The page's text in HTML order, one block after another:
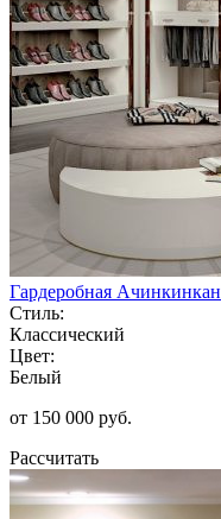
Гардеробная Ачинкинкан
Стиль:
Классический
Цвет:
Белый
от 150 000 руб.
Рассчитать